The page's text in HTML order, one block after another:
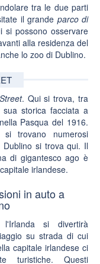
tra le due parti
il grande parco di
possono osservare
alla residenza del
lo zoo di Dublino.
. Qui si trova, tra
storica facciata a
Pasqua del 1916.
si trovano numerosi
si trova qui. Il
di gigantesco ago è
irlandese.
in auto a
si divertirà
su strada di cui
capitale irlandese ci
turistiche. Questi